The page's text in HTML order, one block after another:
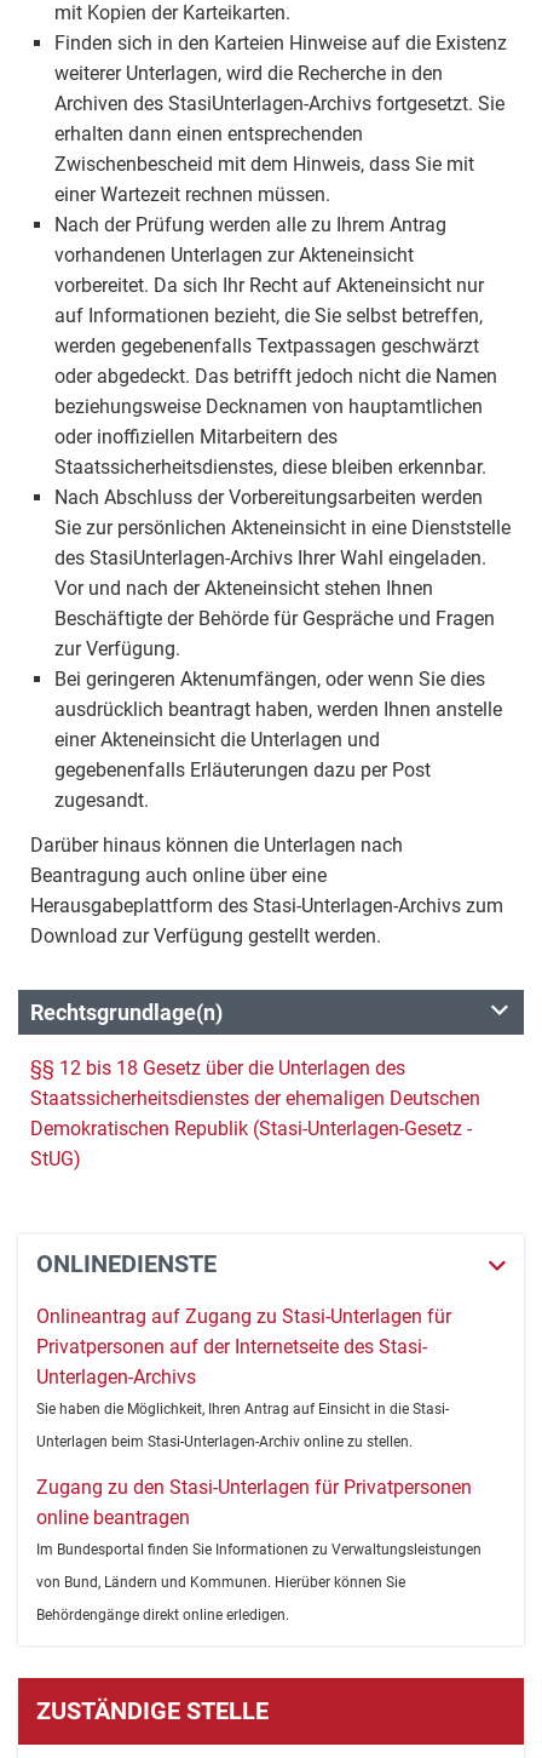
mit Kopien der Karteikarten.
Finden sich in den Karteien Hinweise auf die Existenz
weiterer Unterlagen, wird die Recherche in den
Archiven des StasiUnterlagen-Archivs fortgesetzt. Sie
erhalten dann einen entsprechenden
Zwischenbescheid mit dem Hinweis, dass Sie mit
einer Wartezeit rechnen müssen.
Nach der Prüfung werden alle zu Ihrem Antrag
vorhandenen Unterlagen zur Akteneinsicht
vorbereitet. Da sich Ihr Recht auf Akteneinsicht nur
auf Informationen bezieht, die Sie selbst betreffen,
werden gegebenenfalls Textpassagen geschwärzt
oder abgedeckt. Das betrifft jedoch nicht die Namen
beziehungsweise Decknamen von hauptamtlichen
oder inoffiziellen Mitarbeitern des
Staatssicherheitsdienstes, diese bleiben erkennbar.
Nach Abschluss der Vorbereitungsarbeiten werden
Sie zur persönlichen Akteneinsicht in eine Dienststelle
des StasiUnterlagen-Archivs Ihrer Wahl eingeladen.
Vor und nach der Akteneinsicht stehen Ihnen
Beschäftigte der Behörde für Gespräche und Fragen
zur Verfügung.
Bei geringeren Aktenumfängen, oder wenn Sie dies
ausdrücklich beantragt haben, werden Ihnen anstelle
einer Akteneinsicht die Unterlagen und
gegebenenfalls Erläuterungen dazu per Post
zugesandt.
Darüber hinaus können die Unterlagen nach
Beantragung auch online über eine
Herausgabeplattform des Stasi-Unterlagen-Archivs zum
Download zur Verfügung gestellt werden.
Rechtsgrundlage(n)
§§ 12 bis 18 Gesetz über die Unterlagen des
Staatssicherheitsdienstes der ehemaligen Deutschen
Demokratischen Republik (Stasi-Unterlagen-Gesetz -
StUG)
ONLINEDIENSTE
Onlineantrag auf Zugang zu Stasi-Unterlagen für
Privatpersonen auf der Internetseite des Stasi-
Unterlagen-Archivs
Sie haben die Möglichkeit, Ihren Antrag auf Einsicht in die Stasi-
Unterlagen beim Stasi-Unterlagen-Archiv online zu stellen.
Zugang zu den Stasi-Unterlagen für Privatpersonen
online beantragen
Im Bundesportal finden Sie Informationen zu Verwaltungsleistungen
von Bund, Ländern und Kommunen. Hierüber können Sie
Behördengänge direkt online erledigen.
ZUSTÄNDIGE STELLE